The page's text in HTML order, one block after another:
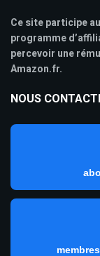
Ce site participe au
programme
percevoir une
Amazon.fr.
NOUS